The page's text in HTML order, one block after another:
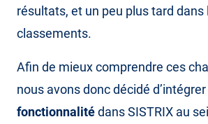
résultats, et un peu plus tard dans
classements.
Afin de mieux comprendre ces
nous avons donc décidé
fonctionnalitédans SISTRIX au